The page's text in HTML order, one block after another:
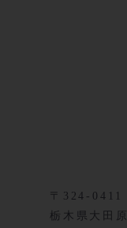
〒324-0411
栃木県大田